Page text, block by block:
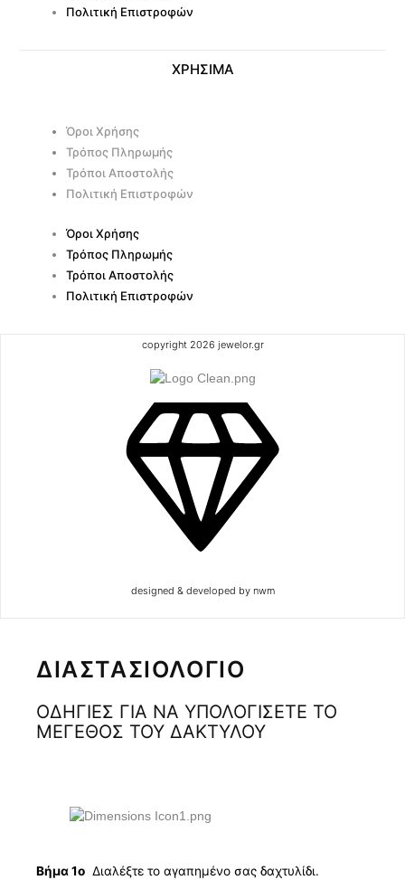
Πολιτική Επιστροφών
ΧΡΗΣΙΜΑ
Όροι Χρήσης
Τρόπος Πληρωμής
Τρόποι Αποστολής
Πολιτική Επιστροφών
Όροι Χρήσης
Τρόπος Πληρωμής
Τρόποι Αποστολής
Πολιτική Επιστροφών
copyright 2026 jewelor.gr
designed & developed by nwm
ΔΙΑΣΤΑΣΙΟΛΟΓΙΟ
ΟΔΗΓΙΕΣ ΓΙΑ ΝΑ ΥΠΟΛΟΓΙΣΕΤΕ ΤΟ
ΜΕΓΕΘΟΣ ΤΟΥ ΔΑΚΤΥΛΟΥ
Βήμα 1ο Διαλέξτε το αγαπημένο σας δαχτυλίδι.